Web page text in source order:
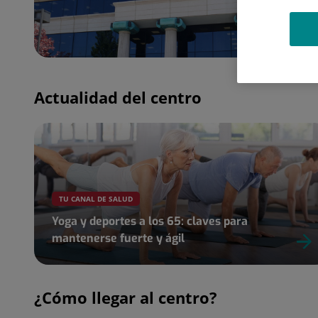
Actualidad del centro
TU CANAL DE SALUD
Yoga y deportes a los 65: claves para
mantenerse fuerte y ágil
¿Cómo llegar al centro?